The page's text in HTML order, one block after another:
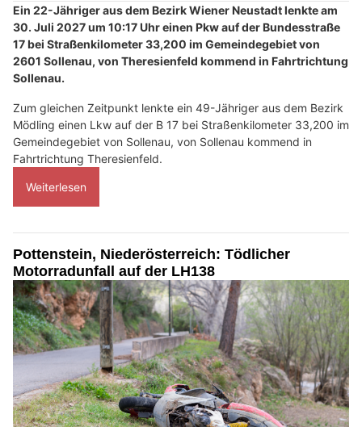
Ein 22-Jähriger aus dem Bezirk Wiener Neustadt lenkte am
30. Juli 2027 um 10:17 Uhr einen Pkw auf der Bundesstraße
17 bei Straßenkilometer 33,200 im Gemeindegebiet von
2601 Sollenau, von Theresienfeld kommend in Fahrtrichtung
Sollenau.
Zum gleichen Zeitpunkt lenkte ein 49-Jähriger aus dem Bezirk
Mödling einen Lkw auf der B 17 bei Straßenkilometer 33,200 im
Gemeindegebiet von Sollenau, von Sollenau kommend in
Fahrtrichtung Theresienfeld.
Weiterlesen
Pottenstein, Niederösterreich: Tödlicher
Motorradunfall auf der LH138